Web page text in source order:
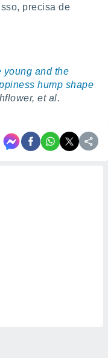
precisa de
young and the
hump shape
et al.